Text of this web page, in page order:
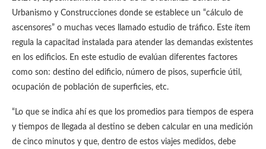
Urbanismo y Construcciones donde se establece un “cálculo de
ascensores” o muchas veces llamado estudio de tráfico. Este ítem
regula la capacitad instalada para atender las demandas existentes
en los edificios. En este estudio de evalúan diferentes factores
como son: destino del edificio, número de pisos, superficie útil,
ocupación de población de superficies, etc.
“Lo que se indica ahí es que los promedios para tiempos de espera
y tiempos de llegada al destino se deben calcular en una medición
de cinco minutos y que, dentro de estos viajes medidos, debe